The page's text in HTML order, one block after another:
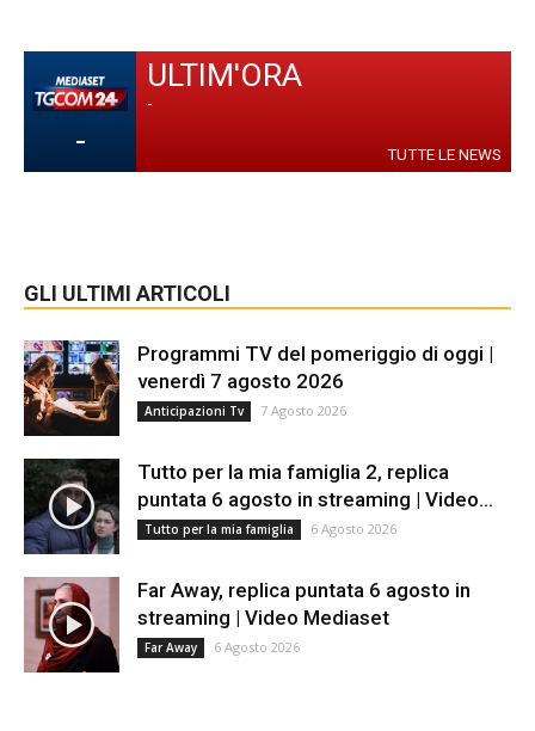
-
ULTIM'ORA
-
TUTTE LE NEWS
GLI ULTIMI ARTICOLI
Programmi TV del pomeriggio di oggi |
venerdì 7 agosto 2026
Anticipazioni Tv 7 Agosto 2026
Tutto per la mia famiglia 2, replica
puntata 6 agosto in streaming | Video...
Tutto per la mia famiglia 6 Agosto 2026
Far Away, replica puntata 6 agosto in
streaming | Video Mediaset
Far Away 6 Agosto 2026